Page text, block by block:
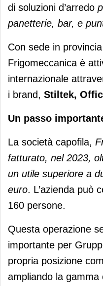
di soluzioni d’arredo
panetterie, bar, e
Con sede in
Frigomeccanica è
internazionale
i brand, Stiltek,
Un passo
La società capofila,
fatturato, nel 2023,
un utile superiore a
euro. L’azienda può
160 persone.
Questa operazione
importante per
propria posizione
ampliando la